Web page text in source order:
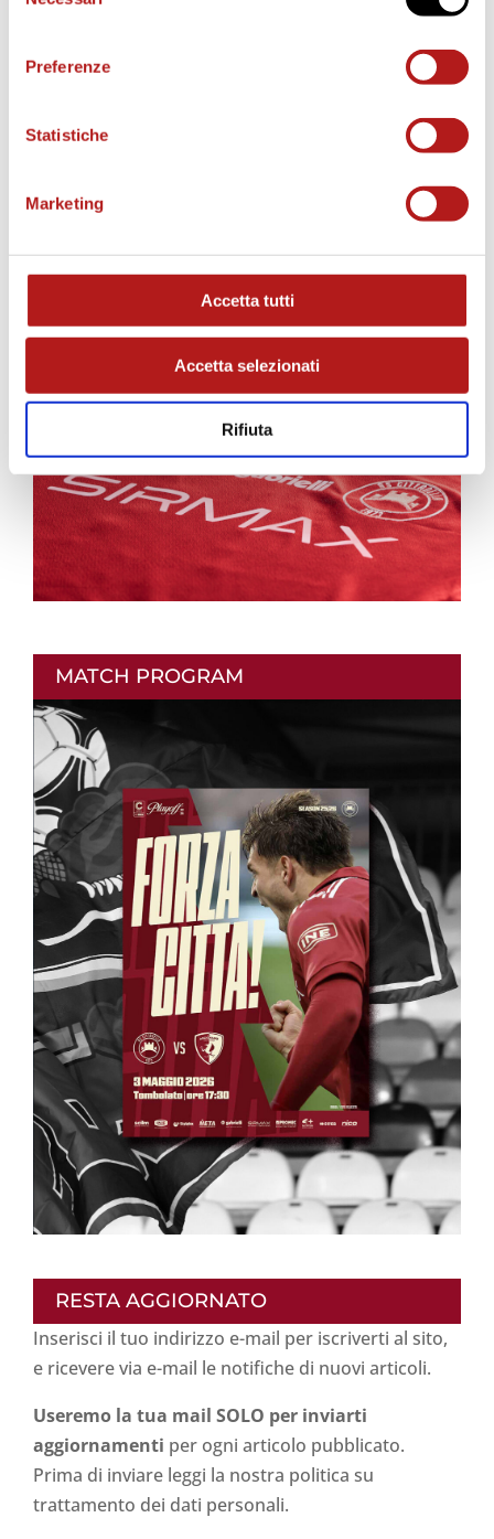
Preferenze
Statistiche
Marketing
Accetta tutti
Accetta selezionati
Rifiuta
AS CITTADELLA STORE
MATCH PROGRAM
RESTA AGGIORNATO
Inserisci il tuo indirizzo e-mail per iscriverti al sito,
e ricevere via e-mail le notifiche di nuovi articoli.
Useremo la tua mail SOLO per inviarti
aggiornamenti per ogni articolo pubblicato.
Prima di inviare leggi la nostra politica su
trattamento dei dati personali.